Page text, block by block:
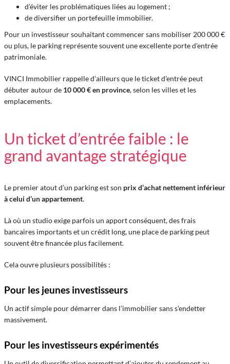
d’éviter les problématiques liées au logement ;
de diversifier un portefeuille immobilier.
Pour un investisseur souhaitant commencer sans mobiliser 200 000 €
ou plus, le parking représente souvent une excellente porte d’entrée
patrimoniale.
VINCI Immobilier rappelle d’ailleurs que le ticket d’entrée peut
débuter autour de 10 000 € en province, selon les villes et les
emplacements.
Un ticket d’entrée faible : le
grand avantage stratégique
Le premier atout d’un parking est son prix d’achat nettement inférieur
à celui d’un appartement.
Là où un studio exige parfois un apport conséquent, des frais
bancaires importants et un crédit long, une place de parking peut
souvent être financée plus facilement.
Cela ouvre plusieurs possibilités :
Pour les jeunes investisseurs
Un actif simple pour démarrer dans l’immobilier sans s’endetter
massivement.
Pour les investisseurs expérimentés